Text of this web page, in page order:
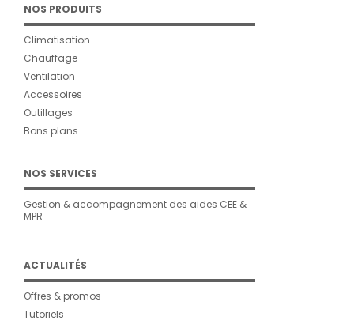
NOS PRODUITS
Climatisation
Chauffage
Ventilation
Accessoires
Outillages
Bons plans
NOS SERVICES
Gestion & accompagnement des aides CEE &
MPR
ACTUALITÉS
Offres & promos
Tutoriels